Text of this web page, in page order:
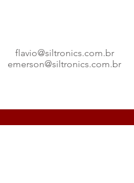
flavio@siltronics.com.br
emerson@siltronics.com.br